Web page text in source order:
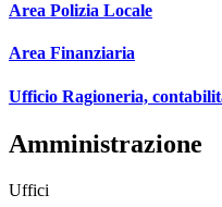
Area Polizia Locale
Area Finanziaria
Ufficio Ragioneria,
Amministrazione
Uffici